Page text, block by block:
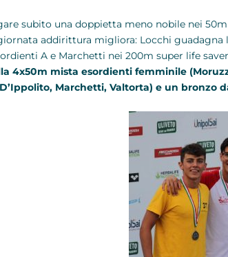
subito una doppietta meno nobile nei
addirittura migliora: Locchi
A e Marchetti nei 200m super life
4x50m mista esordienti femminile
Marchetti, Valtorta) e un bronzo